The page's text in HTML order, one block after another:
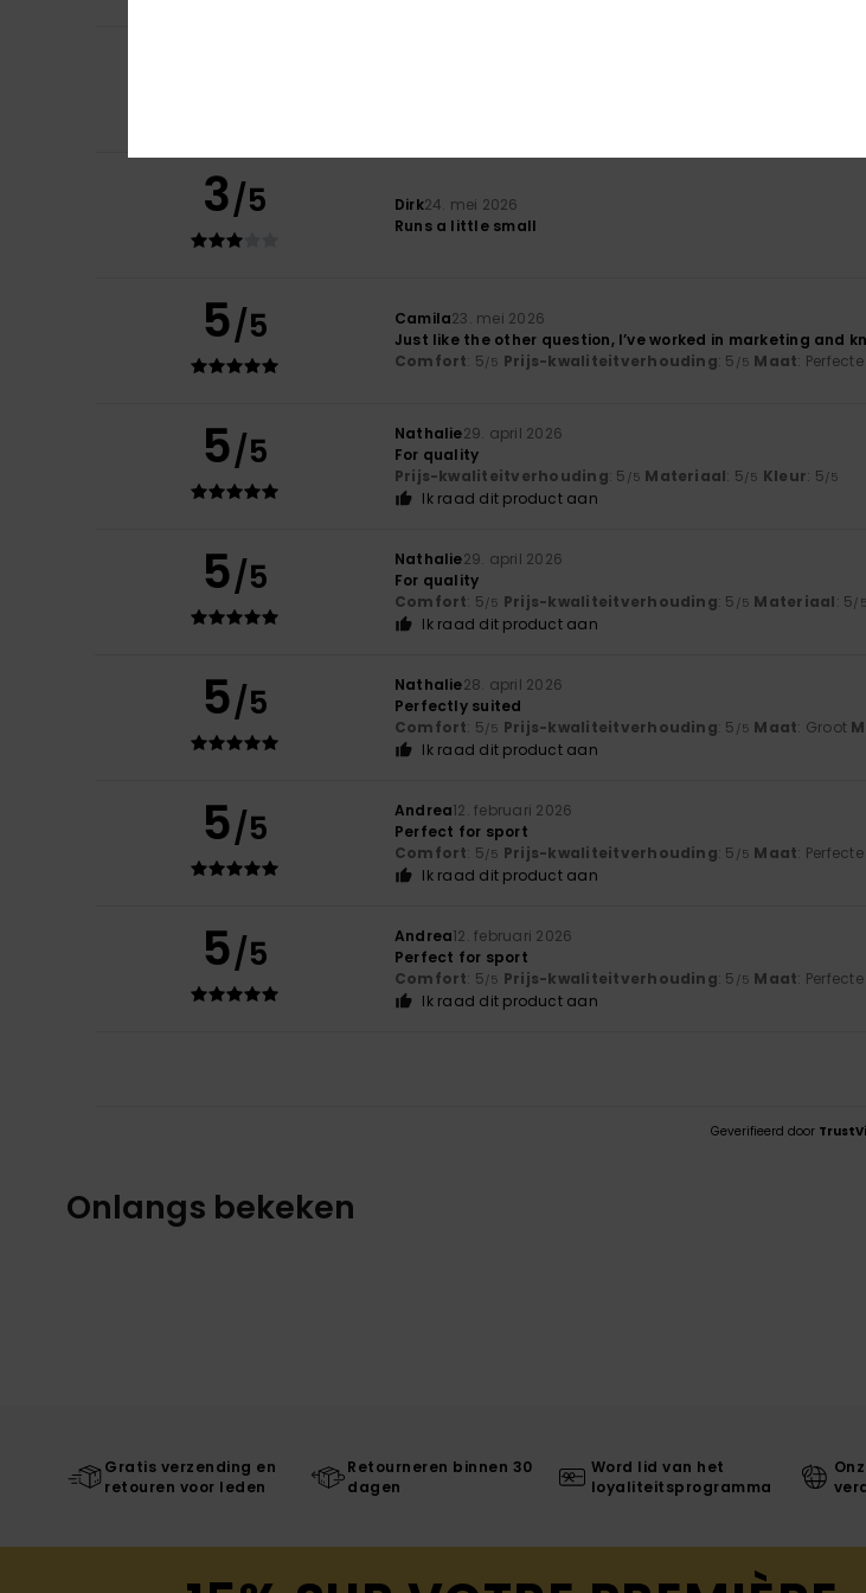
3/5 Dirk24. mei 2026
Runs a little small
5/5 Camila23. mei 2026
Just like the other question, I’ve worked in marketing and
Comfort: 5/5 Prijs-kwaliteitverhouding: 5 /5 Maat:
5/5 Nathalie29. april 2026
For quality
Prijs-kwaliteitverhouding: 5 /5 Materiaal: 5/5 Kleur: 5/5
Ik raad dit product aan
5/5 Nathalie29. april 2026
For quality
Comfort: 5/5 Prijs-kwaliteitverhouding: 5 /5 Materiaal: 5/5
Ik raad dit product aan
5/5 Nathalie28. april 2026
Perfectly suited
Comfort: 5/5 Prijs-kwaliteitverhouding: 5 /5 Maat: Groot
Ik raad dit product aan
5/5 Andrea12. februari 2026
Perfect for sport
Comfort: 5/5 Prijs-kwaliteitverhouding: 5 /5 Maat:
Ik raad dit product aan
5/5 Andrea12. februari 2026
Perfect for sport
Comfort: 5/5 Prijs-kwaliteitverhouding: 5 /5 Maat:
Ik raad dit product aan
Geverifieerd door
Onlangs bekeken
Gratis verzending en
retouren voor leden
Retourneren binnen 30
dagen
Word lid van het
loyaliteitsprogramma